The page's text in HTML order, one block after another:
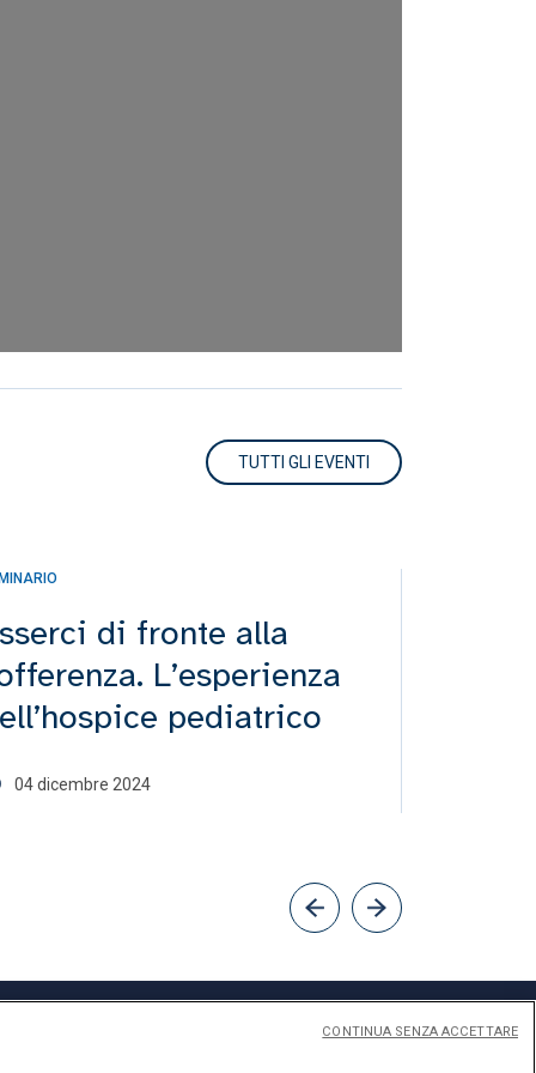
TUTTI GLI EVENTI
di fronte alla
L’esperienza
pediatrico
04 dicembre 2024
CONTINUA SENZA ACCETTARE